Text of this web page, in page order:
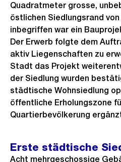
Quadratmeter grosse,
östlichen Siedlungsrand
inbegriffen war ein
Der Erwerb folgte dem
aktiv Liegenschaften zu
Stadt das Projekt
der Siedlung wurden
städtische Wohnsiedlung
öffentliche Erholungszone
Quartierbevölkerung
Erste städtische
Acht mehrgeschossige